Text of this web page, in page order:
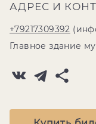
АДРЕС И
+79217309392
Главное здание